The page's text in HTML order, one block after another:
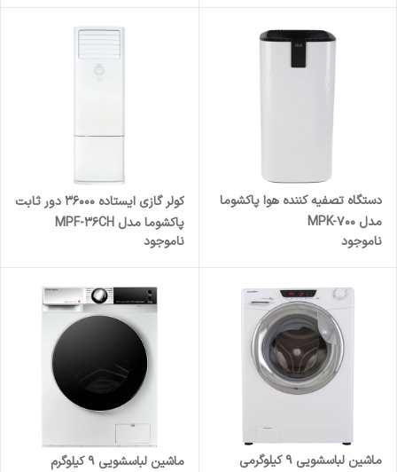
دستگاه تصفیه کننده هوا پاکشوما
مدل MPK-700
ناموجود
کولر گازی ایستاده 36000 دور ثابت
پاکشوما مدل MPF-36CH
ناموجود
ماشین لباسشویی 9 کیلوگرمی
ماشین لباسشویی 9 کیلوگرم